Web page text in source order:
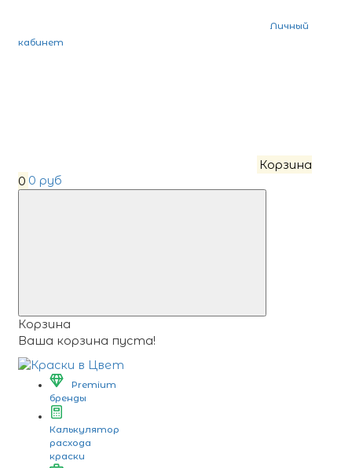
Личный
кабинет
Корзина
0 0 руб
Корзина
Ваша корзина пуста!
Premium
бренды
Калькулятор
расхода
краски